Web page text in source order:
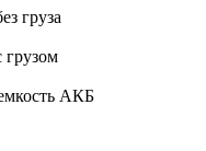
груза
АКБ